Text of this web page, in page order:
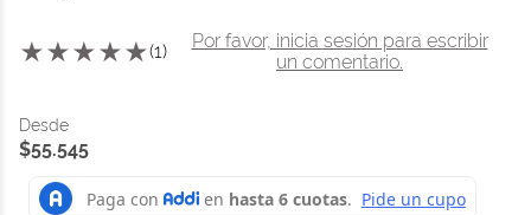
★★★★★(1)
Por favor, inicia sesión para escribir
un comentario.
$55.545